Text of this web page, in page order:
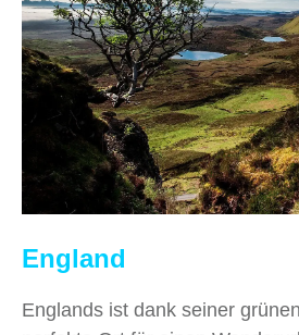
England
Englands ist dank seiner